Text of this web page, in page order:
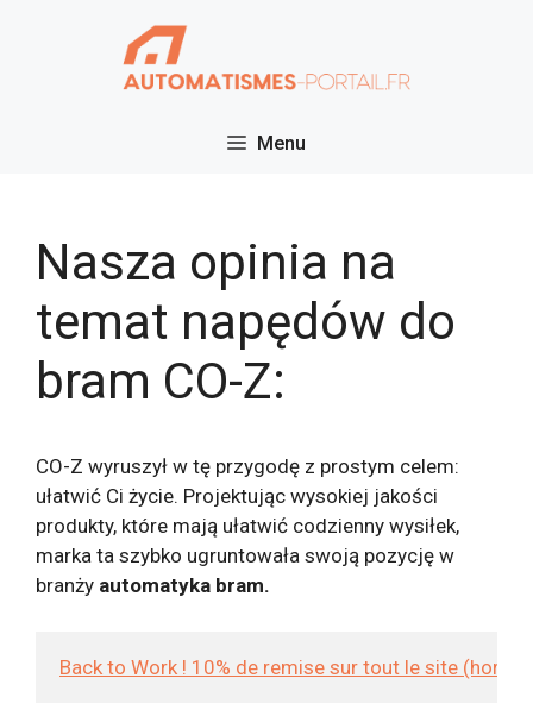
Menu
Nasza opinia na
temat napędów do
bram CO-Z:
CO-Z wyruszył w tę przygodę z prostym celem:
ułatwić Ci życie. Projektując wysokiej jakości
produkty, które mają ułatwić codzienny wysiłek,
marka ta szybko ugruntowała swoją pozycję w
branży automatyka bram.
Back to Work ! 10% de remise sur tout le site (hors